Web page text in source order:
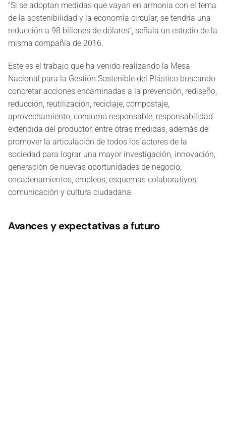
“Si se adoptan medidas que vayan en armonía con el tema
de la sostenibilidad y la economía circular, se tendría una
reducción a 98 billones de dólares”, señala un estudio de la
misma compañía de 2016.
Este es el trabajo que ha venido realizando la Mesa
Nacional para la Gestión Sostenible del Plástico buscando
concretar acciones encaminadas a la prevención, rediseño,
reducción, reutilización, reciclaje, compostaje,
aprovechamiento, consumo responsable, responsabilidad
extendida del productor, entre otras medidas, además de
promover la articulación de todos los actores de la
sociedad para lograr una mayor investigación, innovación,
generación de nuevas oportunidades de negocio,
encadenamientos, empleos, esquemas colaborativos,
comunicación y cultura ciudadana.
Avances y expectativas a futuro